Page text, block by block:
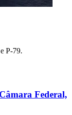
P-79.
Federal,